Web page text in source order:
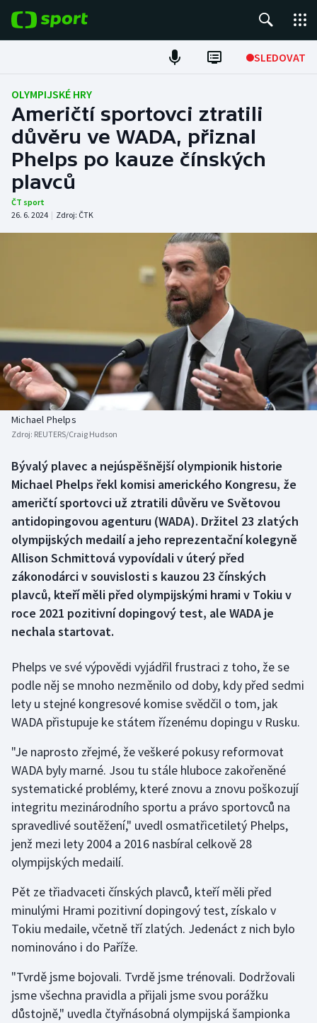
SLEDOVAT
Fotbal
Hokej
Tenis
Atletika
Baseball a softbal
Basketbal
Biatlon
Boby a skeleton
Box
Curling
Dostihy
Florbal
Futsal
Golf
Gymnastika
Házená
Judo
Krasobruslení
Lezení
Lyže a snowboard
Moderní pětiboj
Motorsport
Olympijské hry
Parasport
Soutěže
Historické návraty
Aplikace ČT sport
AZ kvíz
OLYMPIJSKÉ HRY
Američtí sportovci ztratili
důvěru ve WADA, přiznal
Phelps po kauze čínských
plavců
ČT sport
26. 6. 2024 | Zdroj: ČTK
Michael Phelps
Zdroj: REUTERS/Craig Hudson
Bývalý plavec a nejúspěšnější olympionik historie
Michael Phelps řekl komisi amerického Kongresu, že
američtí sportovci už ztratili důvěru ve Světovou
antidopingovou agenturu (WADA). Držitel 23 zlatých
olympijských medailí a jeho reprezentační kolegyně
Allison Schmittová vypovídali v úterý před
zákonodárci v souvislosti s kauzou 23 čínských
plavců, kteří měli před olympijskými hrami v Tokiu v
roce 2021 pozitivní dopingový test, ale WADA je
nechala startovat.
Phelps ve své výpovědi vyjádřil frustraci z toho, že se
podle něj se mnoho nezměnilo od doby, kdy před sedmi
lety u stejné kongresové komise svědčil o tom, jak
WADA přistupuje ke státem řízenému dopingu v Rusku.
"Je naprosto zřejmé, že veškeré pokusy reformovat
WADA byly marné. Jsou tu stále hluboce zakořeněné
systematické problémy, které znovu a znovu poškozují
integritu mezinárodního sportu a právo sportovců na
spravedlivé soutěžení," uvedl osmatřicetiletý Phelps,
jenž mezi lety 2004 a 2016 nasbíral celkově 28
olympijských medailí.
Pět ze třiadvaceti čínských plavců, kteří měli před
minulými Hrami pozitivní dopingový test, získalo v
Tokiu medaile, včetně tří zlatých. Jedenáct z nich bylo
nominováno i do Paříže.
"Tvrdě jsme bojovali. Tvrdě jsme trénovali. Dodržovali
jsme všechna pravidla a přijali jsme svou porážku
důstojně," uvedla čtyřnásobná olympijská šampionka